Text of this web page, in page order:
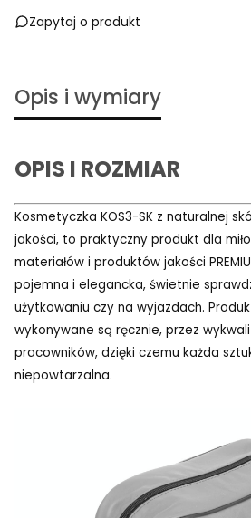
Zapytaj o produkt
Opis i wymiary
OPIS I ROZMIAR
Kosmetyczka KOS3-SK z naturalnej
jakości, to praktyczny produkt dla
materiałów i produktów jakości
pojemna i elegancka, świetnie
użytkowaniu czy na wyjazdach.
wykonywane są ręcznie, przez
pracowników, dzięki czemu każda
niepowtarzalna.